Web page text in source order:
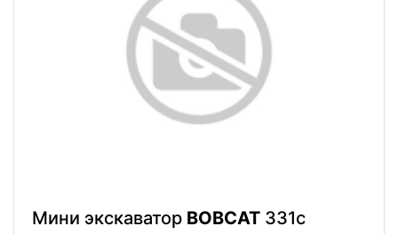
Мини экскаватор BOBCAT 331c